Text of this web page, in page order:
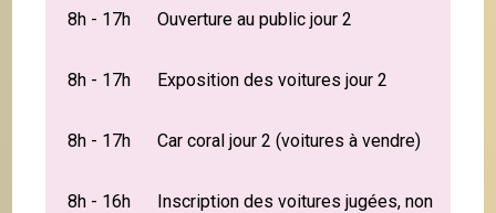
8h - 17h Ouverture au public jour 2
8h - 17h Exposition des voitures jour 2
8h - 17h Car coral jour 2 (voitures à vendre)
8h - 16h Inscription des voitures jugées, non